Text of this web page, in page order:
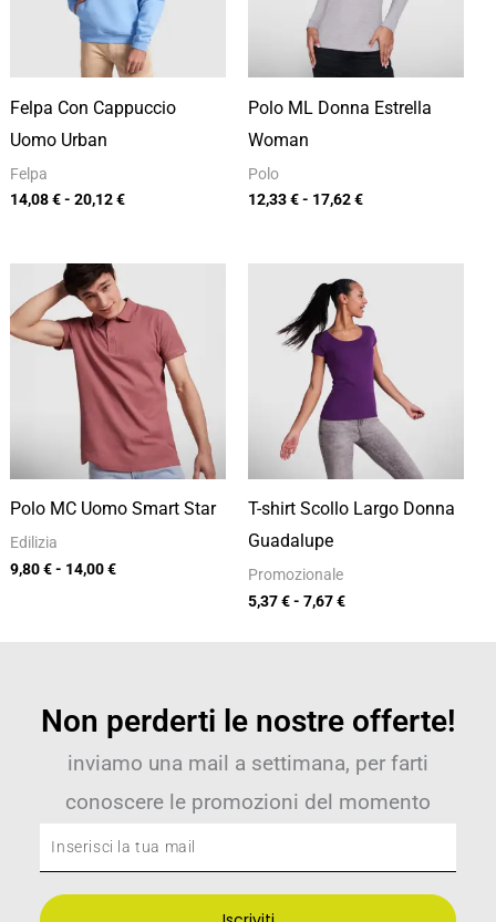
Felpa Con Cappuccio
Uomo Urban
Felpa
14,08€- 20,12€
Polo ML Donna Estrella
Woman
Polo
12,33€- 17,62€
Polo MC Uomo Smart Star
Edilizia
9,80€- 14,00€
Fascia
di
prezzo:
9,80 €
a
14,00 €
T-shirt Scollo Largo Donna
Guadalupe
Promozionale
5,37€- 7,67€
di
prezzo:
da
5,37 €
7,67 €
Non perderti le nostre offerte!
inviamo una mail a settimana, per farti
conoscere le promozioni del momento
Inserisci
la
tua